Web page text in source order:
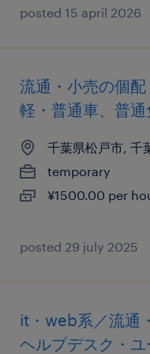
posted 15 april 2026
流通・小売の個配
軽・普通車、普
千葉県松戸市, 千
temporary
¥1500.00 per
posted 29 july 2025
it・web系／流通
ヘルプデスク・ユ